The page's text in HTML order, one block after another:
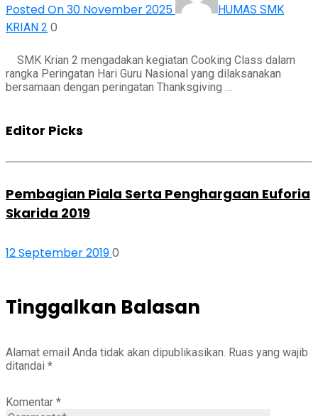
Posted On 30 November 2025
HUMAS SMK
KRIAN 2 0
SMK Krian 2 mengadakan kegiatan Cooking Class dalam
rangka Peringatan Hari Guru Nasional yang dilaksanakan
bersamaan dengan peringatan Thanksgiving …
Editor Picks
Pembagian Piala Serta Penghargaan Euforia
Skarida 2019
12 September 20190
Tinggalkan Balasan
Alamat email Anda tidak akan dipublikasikan. Ruas yang wajib
ditandai *
Komentar *